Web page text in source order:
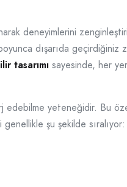
deneyimlerini
dışarıda
tasarımı sayesinde, her
edebilme yeteneğidir. Bu
şu şekilde sıralıyor: